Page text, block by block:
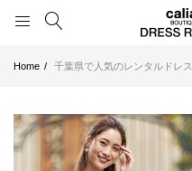
Home 千葉県で人気のレンタルドレス